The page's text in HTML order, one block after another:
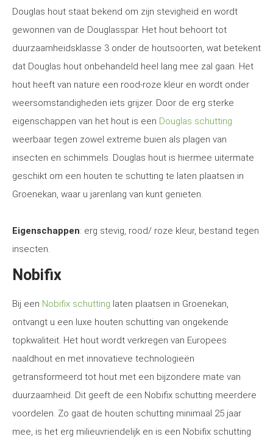
Douglas hout staat bekend om zijn stevigheid en wordt
gewonnen van de Douglasspar. Het hout behoort tot
duurzaamheidsklasse 3 onder de houtsoorten, wat betekent
dat Douglas hout onbehandeld heel lang mee zal gaan. Het
hout heeft van nature een rood-roze kleur en wordt onder
weersomstandigheden iets grijzer. Door de erg sterke
eigenschappen van het hout is een Douglas schutting
weerbaar tegen zowel extreme buien als plagen van
insecten en schimmels. Douglas hout is hiermee uitermate
geschikt om een houten te schutting te laten plaatsen in
Groenekan, waar u jarenlang van kunt genieten.
Eigenschappen: erg stevig, rood/ roze kleur, bestand tegen
insecten.
Nobifix
Bij een Nobifix schutting laten plaatsen in Groenekan,
ontvangt u een luxe houten schutting van ongekende
topkwaliteit. Het hout wordt verkregen van Europees
naaldhout en met innovatieve technologieën
getransformeerd tot hout met een bijzondere mate van
duurzaamheid. Dit geeft de een Nobifix schutting meerdere
voordelen. Zo gaat de houten schutting minimaal 25 jaar
mee, is het erg milieuvriendelijk en is een Nobifix schutting